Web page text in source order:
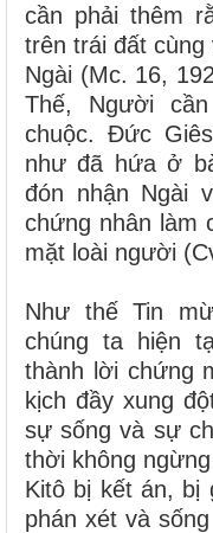
cần phải thêm
trên trái đất
Ngài (Mc. 16,
Thế, Người
chuộc. Đức
như đã hứa ở
đón nhận Ngài
chứng nhân làm
mặt loài người
Như thế Tin
chúng ta hiện
thành lời chứng
kịch đầy xung
sự sống và sự
thời không
Kitô bị kết án, bị
phán xét và